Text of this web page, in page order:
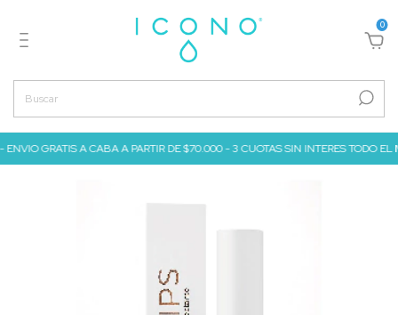
0
GRATIS A CABA A PARTIR DE $70.000 - 3 CUOTAS SIN INTERES TODO